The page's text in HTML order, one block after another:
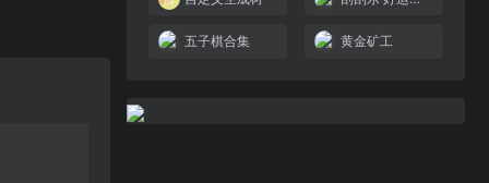
五子棋合集 黄金矿工